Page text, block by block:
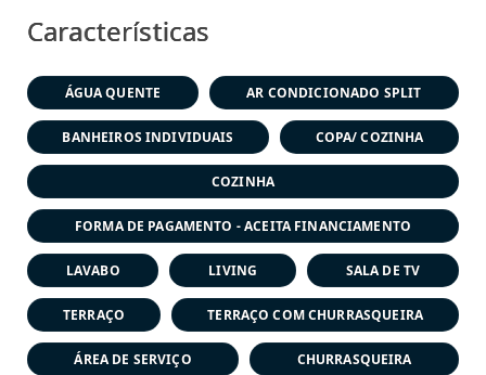
Características
ÁGUA QUENTE AR CONDICIONADO SPLIT
BANHEIROS INDIVIDUAIS COPA/ COZINHA
COZINHA
FORMA DE PAGAMENTO - ACEITA FINANCIAMENTO
LAVABO LIVING SALA DE TV
TERRAÇO TERRAÇO COM CHURRASQUEIRA
ÁREA DE SERVIÇO CHURRASQUEIRA